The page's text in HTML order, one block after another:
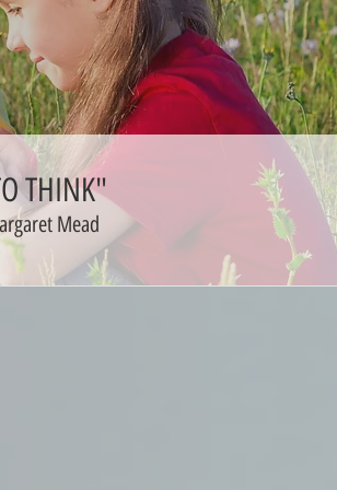
"CHILDREN MUST BE TAUGHT HOW TO THINK NOT WHAT TO THINK"
Mead